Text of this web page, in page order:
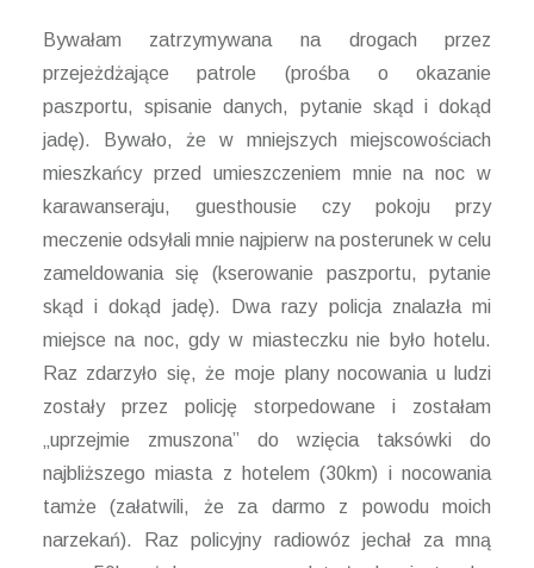
Bywałam zatrzymywana na drogach przez
przejeżdżające patrole (prośba o okazanie
paszportu, spisanie danych, pytanie skąd i dokąd
jadę). Bywało, że w mniejszych miejscowościach
mieszkańcy przed umieszczeniem mnie na noc w
karawanseraju, guesthousie czy pokoju przy
meczenie odsyłali mnie najpierw na posterunek w celu
zameldowania się (kserowanie paszportu, pytanie
skąd i dokąd jadę). Dwa razy policja znalazła mi
miejsce na noc, gdy w miasteczku nie było hotelu.
Raz zdarzyło się, że moje plany nocowania u ludzi
zostały przez policję storpedowane i zostałam
„uprzejmie zmuszona” do wzięcia taksówki do
najbliższego miasta z hotelem (30km) i nocowania
tamże (załatwili, że za darmo z powodu moich
narzekań). Raz policyjny radiowóz jechał za mną